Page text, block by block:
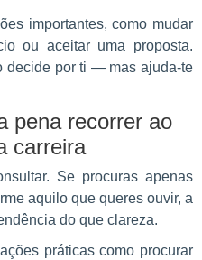
importantes, como mudar
ou aceitar uma proposta.
decide por ti — mas ajuda-te
pena recorrer ao
carreira
Se procuras apenas
aquilo que queres ouvir, a
do que clareza.
práticas como procurar